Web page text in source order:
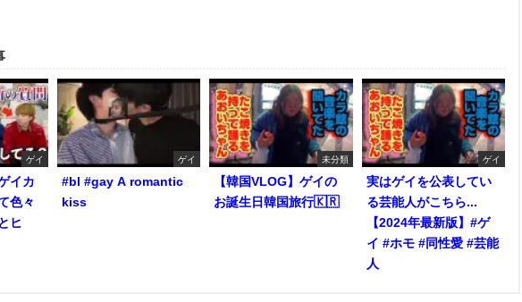
ゲイ
イカ
色々
ヒ
ゲイ
#bl #gay A romantic
kiss
未分類
【韓国VLOG】ゲイの
お誕生日韓国旅行🇰🇷
ゲイ
実はゲイを公表してい
る芸能人がこちら...
【2024年最新版】#ゲ
イ #ホモ #同性愛 #芸能
人